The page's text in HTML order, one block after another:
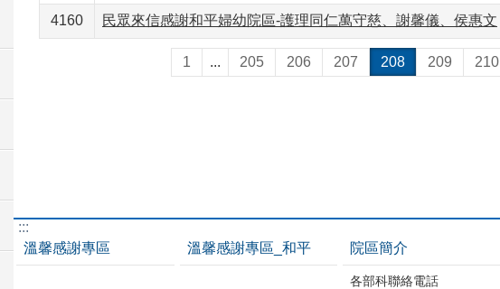
4160 民眾來信感謝和平婦幼院區-護理同仁萬守慈、謝馨儀、侯惠文
1 ... 205 206 207 208 209 210
:::
溫馨感謝專區
溫馨感謝專區_和平 院區簡介
各部科聯絡電話